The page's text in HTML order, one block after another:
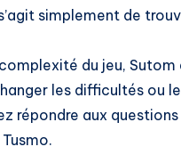
simplement de
du jeu,
les difficultés ou
répondre aux